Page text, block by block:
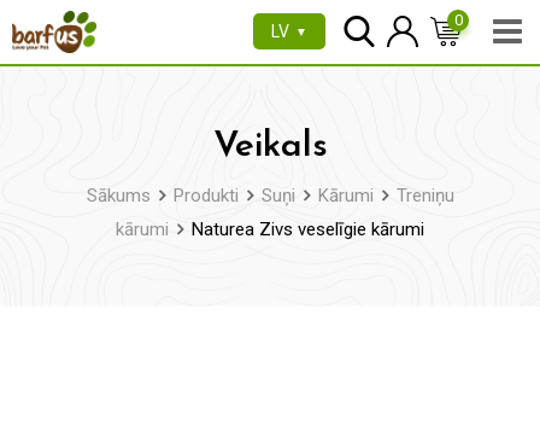
uz
LV ▼
0
Veikals
Sākums Produkti Suņi Kārumi
Treniņu
kārumi
Naturea Zivs veselīgie kārumi